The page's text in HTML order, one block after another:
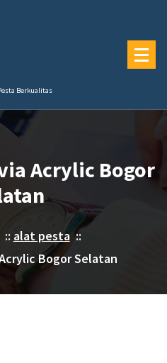
Berkualitas
Acrylic Bogor
:: alat pesta::
Bogor Selatan